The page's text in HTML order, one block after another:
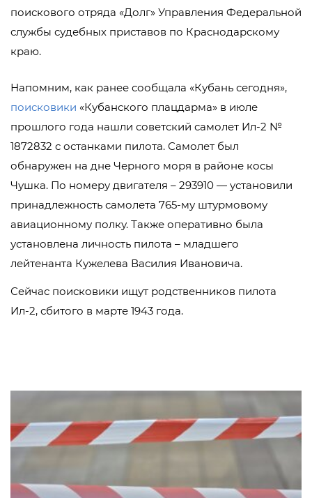
поискового отряда «Долг» Управления Федеральной
службы судебных приставов по Краснодарскому
краю.
Напомним, как ранее сообщала «Кубань сегодня»,
поисковики «Кубанского плацдарма» в июле
прошлого года нашли советский самолет Ил-2 №
1872832 с останками пилота. Самолет был
обнаружен на дне Черного моря в районе косы
Чушка. По номеру двигателя – 293910 — установили
принадлежность самолета 765-му штурмовому
авиационному полку. Также оперативно была
установлена личность пилота – младшего
лейтенанта Кужелева Василия Ивановича.
Сейчас поисковики ищут родственников пилота
Ил-2, сбитого в марте 1943 года.